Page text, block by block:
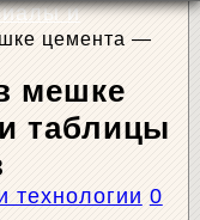
и
цемента —
мешке
таблицы
технологии 0